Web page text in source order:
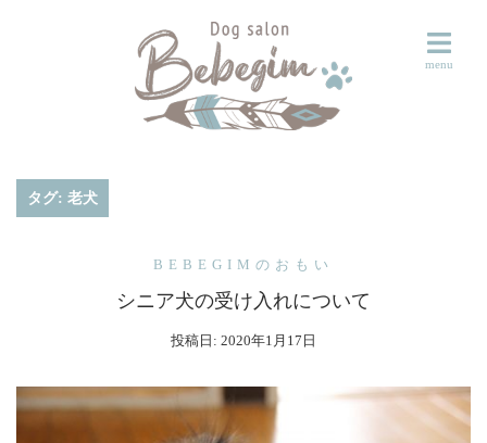
キ
タグ: 老犬
BEBEGIMのおもい
シニア犬の受け入れについて
投稿日: 2020年1月17日